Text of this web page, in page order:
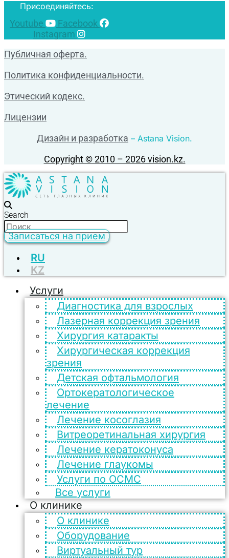
Присоединяйтесь:
Youtube
Facebook
Instagram
Публичная оферта.
Политика конфиденциальности.
Этический кодекс.
Лицензии
Дизайн и разработка – Astana Vision.
Copyright © 2010 – 2026 vision.kz.
Search
Записаться на прием
RU
KZ
Услуги
Диагностика для взрослых
Лазерная коррекция зрения
Хирургия катаракты
Хирургическая коррекция
зрения
Детская офтальмология
Ортокератологическое
лечение
Лечение косоглазия
Витреоретинальная хирургия
Лечение кератоконуса
Лечение глаукомы
Услуги по ОСМС
Все услуги
О клинике
О клинике
Оборудование
Виртуальный тур